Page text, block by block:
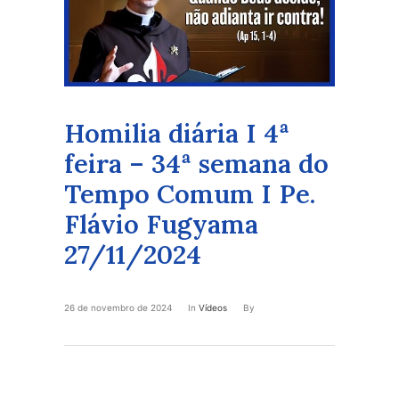
ARAUTOS JOINVILLE
CURSOS ON-LINE
Homilia diária I 4ª
feira – 34ª semana do
Tempo Comum I Pe.
Flávio Fugyama
27/11/2024
26 de novembro de 2024 In Vídeos By